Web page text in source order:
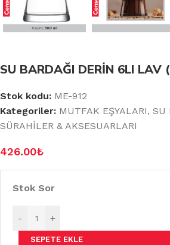
SU BARDAĞI DERİN 6LI LAV
Stok kodu: ME-912
Kategoriler: MUTFAK EŞYALARI, SU
SÜRAHİLER & AKSESUARLARI
426.00₺
Stok Sor
- +
SEPETE EKLE